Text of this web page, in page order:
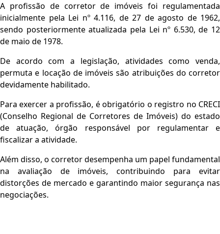
A profissão de corretor de imóveis foi regulamentada
inicialmente pela Lei nº 4.116, de 27 de agosto de 1962,
sendo posteriormente atualizada pela Lei nº 6.530, de 12
de maio de 1978.
De acordo com a legislação, atividades como venda,
permuta e locação de imóveis são atribuições do corretor
devidamente habilitado.
Para exercer a profissão, é obrigatório o registro no CRECI
(Conselho Regional de Corretores de Imóveis) do estado
de atuação, órgão responsável por regulamentar e
fiscalizar a atividade.
Além disso, o corretor desempenha um papel fundamental
na avaliação de imóveis, contribuindo para evitar
distorções de mercado e garantindo maior segurança nas
negociações.